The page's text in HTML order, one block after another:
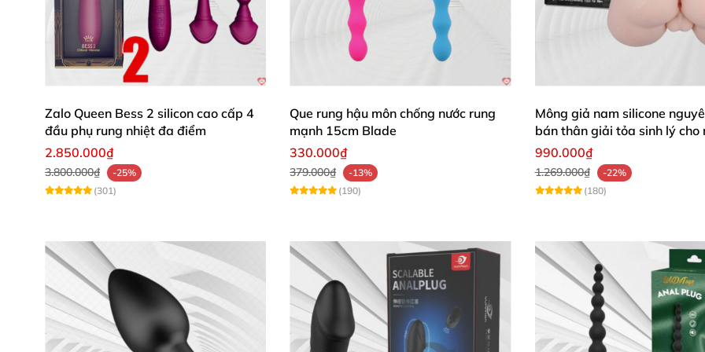
Về thiết kế, Levett được thiết kế theo công thái học , đảm bảo vừa vặn hoàn hảo với cơ thể người dùng
Ngoài ra , phần đầu trònvà thân bên dướiđược thiết kếđể tạo nên sự kích thích đa chiều. Khi thâm
đúng vào điểm Pcủa tuyến tiền liệt , kích thích khoái cảm từ vùng cực khoái này. Đồng thời, phần thân
môn, mang lại sự thoải mái và tăng cường cảm giác hưng phấn.
Zalo Queen Bess 2 silicon cao cấp 4
đầu phụ rung nhiệt đa điểm
2.850.000₫
3.800.000₫
-25%
(301)
Que rung hậu môn chống nước rung
mạnh 15cm Blade
330.000₫
379.000₫
-13%
(190)
Mông giả nam silicone
bán thân giải tỏa sinh lý cho
990.000₫
1.269.000₫
-22%
(180)